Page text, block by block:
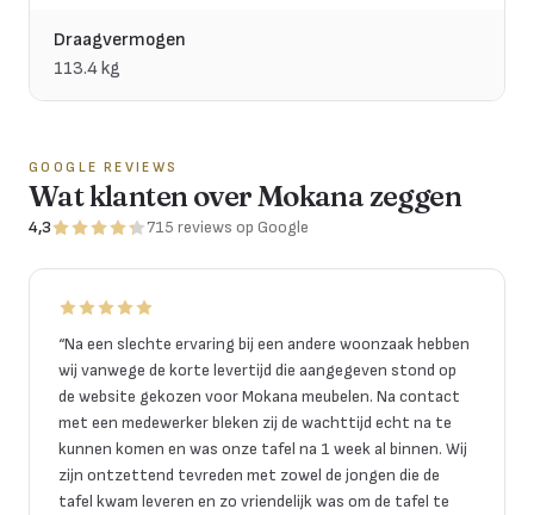
Draagvermogen
113.4 kg
GOOGLE REVIEWS
Wat klanten over Mokana zeggen
4,3 715 reviews op Google
“Na een slechte ervaring bij een andere woonzaak hebben
wij vanwege de korte levertijd die aangegeven stond op
de website gekozen voor Mokana meubelen. Na contact
met een medewerker bleken zij de wachttijd echt na te
kunnen komen en was onze tafel na 1 week al binnen. Wij
zijn ontzettend tevreden met zowel de jongen die de
tafel kwam leveren en zo vriendelijk was om de tafel te